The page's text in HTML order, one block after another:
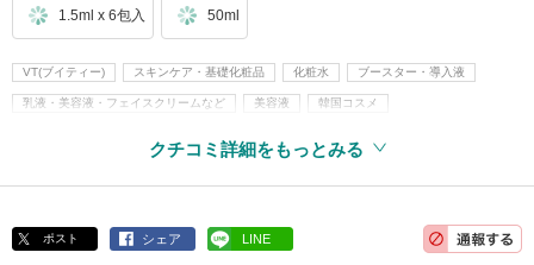
1.5ml x 6包入 50ml
VT(ブイティー) スキンケア・基礎化粧品 化粧水 ブースター・導入液
乳液・美容液・フェイスクリームなど 美容液 韓国コスメ
クチコミ詳細をもっとみる
ポスト シェア LINE